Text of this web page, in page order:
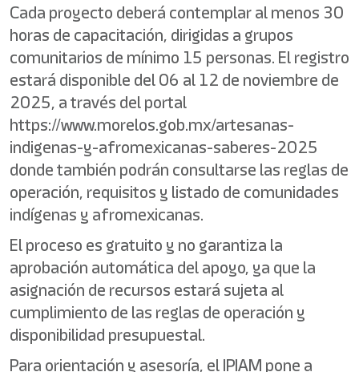
Cada proyecto deberá contemplar al menos 30
horas de capacitación, dirigidas a grupos
comunitarios de mínimo 15 personas. El registro
estará disponible del 06 al 12 de noviembre de
2025, a través del portal
https://www.morelos.gob.mx/artesanas-
indigenas-y-afromexicanas-saberes-2025
donde también podrán consultarse las reglas de
operación, requisitos y listado de comunidades
indígenas y afromexicanas.
El proceso es gratuito y no garantiza la
aprobación automática del apoyo, ya que la
asignación de recursos estará sujeta al
cumplimiento de las reglas de operación y
disponibilidad presupuestal.
Para orientación y asesoría, el IPIAM pone a